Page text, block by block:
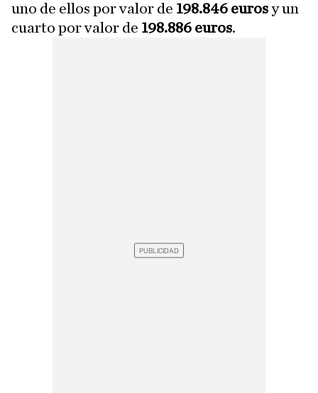
uno de ellos por valor de 198.846 eurosy un
cuarto por valor de 198.886 euros.